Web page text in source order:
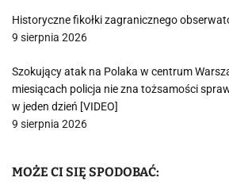
Historyczne fikołki zagranicznego
9 sierpnia 2026
Szokujący atak na Polaka w centrum
miesiącach policja nie zna tożsamości
w jeden dzień [VIDEO]
9 sierpnia 2026
MOŻE CI SIĘ SPODOBAĆ: